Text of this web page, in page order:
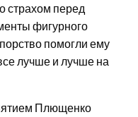
страхом перед
фигурного
помогли ему
лучше и лучше на
Плющенко